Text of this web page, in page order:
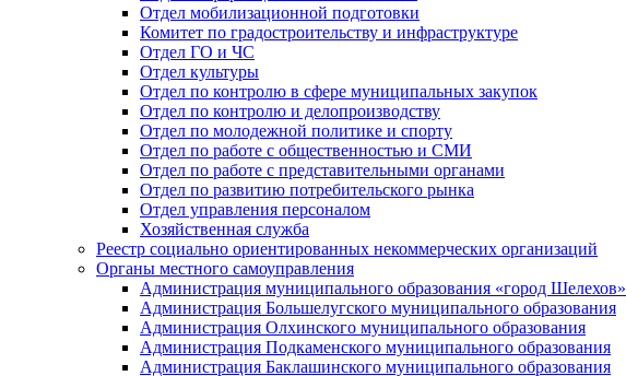
Отдел мобилизационной подготовки
Комитет по градостроительству и инфраструктуре
Отдел ГО и ЧС
Отдел культуры
Отдел по контролю в сфере муниципальных закупок
Отдел по контролю и делопроизводству
Отдел по молодежной политике и спорту
Отдел по работе с общественностью и СМИ
Отдел по работе с представительными органами
Отдел по развитию потребительского рынка
Отдел управления персоналом
Хозяйственная служба
Реестр социально ориентированных некоммерческих организаций
Органы местного самоуправления
Администрация муниципального образования «город Шелехов»
Администрация Большелугского муниципального образования
Администрация Олхинского муниципального образования
Администрация Подкаменского муниципального образования
Администрация Баклашинского муниципального образования